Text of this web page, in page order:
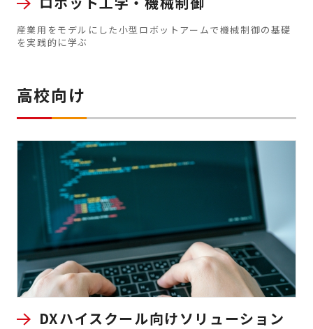
産業用をモデルにした小型ロボットアームで機械制御の基礎
を実践的に学ぶ
高校向け
DXハイスクール向けソリューション